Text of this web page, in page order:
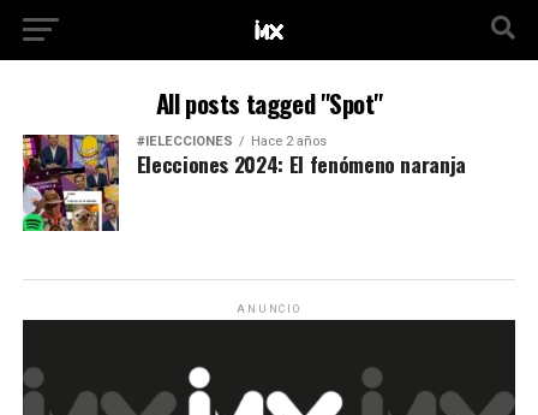
All posts tagged "Spot"
#IELECCIONES Hace 2 años
Elecciones 2024: El fenómeno naranja
ANUNCIO